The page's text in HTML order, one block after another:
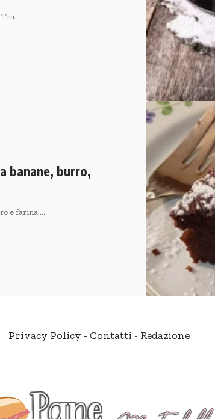
Tra…
banane, burro,
e farina!…
Privacy Policy - Contatti - Redazione